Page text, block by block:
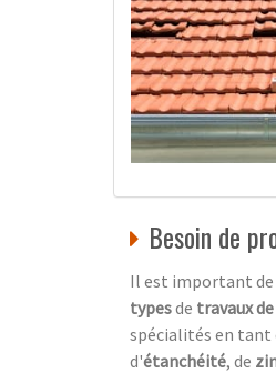
Besoin de
Il est important de
typesde travaux
spécialités en tant
d'étanchéité, de